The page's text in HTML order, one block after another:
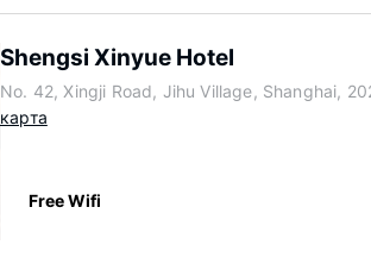
Shengsi Xinyue Hotel
No. 42, Xingji Road, Jihu Village, Shanghai,
карта
Free Wifi